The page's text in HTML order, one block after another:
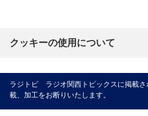
クッキーの使用について
ラジトピ ラジオ関西トピックスに掲載さ
載、加工をお断りいたします。